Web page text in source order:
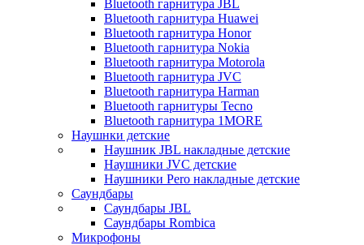
Bluetooth гарнитура JBL
Bluetooth гарнитура Huawei
Bluetooth гарнитура Honor
Bluetooth гарнитура Nokia
Bluetooth гарнитура Motorola
Bluetooth гарнитура JVC
Bluetooth гарнитура Harman
Bluetooth гарнитуры Tecno
Bluetooth гарнитура 1MORE
Наушнки детские
Наушник JBL накладные детские
Наушники JVC детские
Наушники Pero накладные детские
Саундбары
Саундбары JBL
Саундбары Rombica
Микрофоны